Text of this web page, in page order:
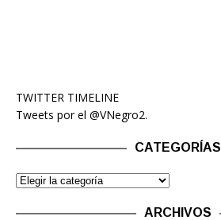
TWITTER TIMELINE
Tweets por el @VNegro2.
CATEGORÍAS
ARCHIVOS